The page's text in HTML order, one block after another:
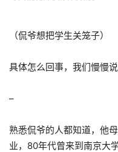
（侃爷想把学生关笼子）
具体怎么回事，我们慢慢说
–
熟悉侃爷的人都知道，他
业，80年代曾来到南京大